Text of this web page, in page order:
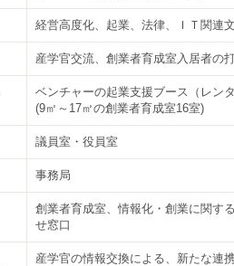
経営高度化、起業、法律、ＩＴ関
産学官交流、創業者育成室入居者の
ベンチャーの起業支援ブース（レン
(9㎡～17㎡の創業者育成室16室)
議員室・役員室
事務局
創業者育成室、情報化・創業に関す
せ窓口
産学官の情報交換による、新たな連